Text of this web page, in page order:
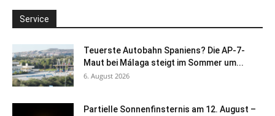
Service
Teuerste Autobahn Spaniens? Die AP-7-
Maut bei Málaga steigt im Sommer um...
6. August 2026
Partielle Sonnenfinsternis am 12. August –